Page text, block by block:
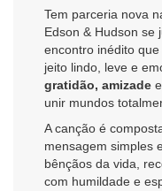
Tem parceria nova
Edson & Hudson se
encontro inédito
jeito lindo, leve e
gratidão, amizade
unir mundos
A canção é
mensagem simples
bênçãos da vida,
com humildade e